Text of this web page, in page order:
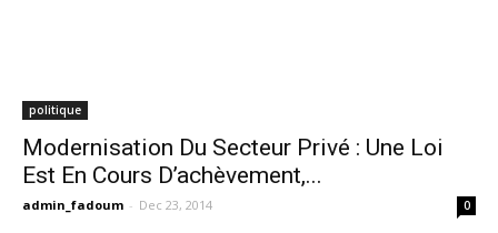
politique
Modernisation Du Secteur Privé : Une Loi
Est En Cours D’achèvement,...
admin_fadoum - Dec 23, 2014 0